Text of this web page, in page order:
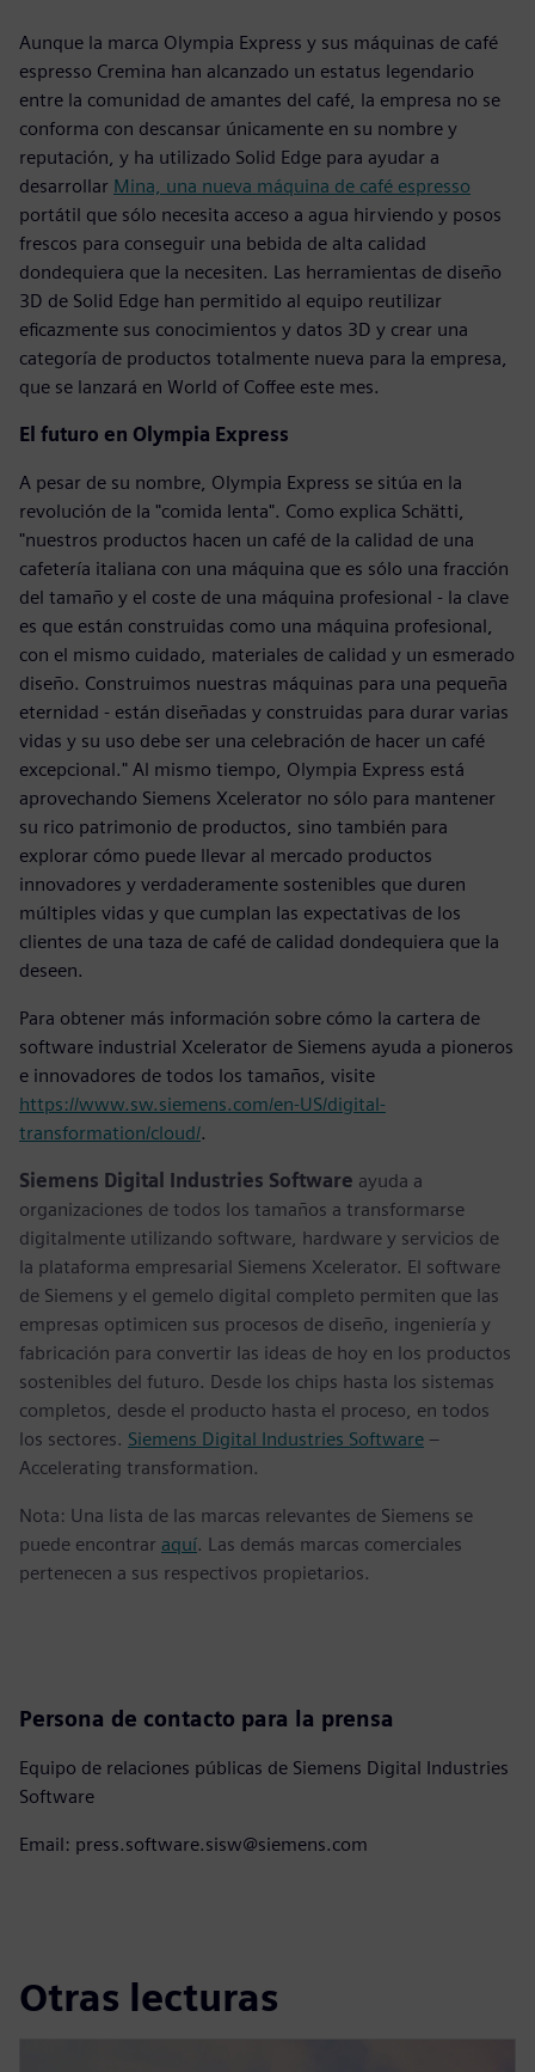
Aunque la marca Olympia Express y sus máquinas de café
espresso Cremina han alcanzado un estatus legendario
entre la comunidad de amantes del café, la empresa no se
conforma con descansar únicamente en su nombre y
reputación, y ha utilizado Solid Edge para ayudar a
desarrollar Mina, una nueva máquina de café espresso
portátil que sólo necesita acceso a agua hirviendo y posos
frescos para conseguir una bebida de alta calidad
dondequiera que la necesiten. Las herramientas de diseño
3D de Solid Edge han permitido al equipo reutilizar
eficazmente sus conocimientos y datos 3D y crear una
categoría de productos totalmente nueva para la empresa,
que se lanzará en World of Coffee este mes.
El futuro en Olympia Express
A pesar de su nombre, Olympia Express se sitúa en la
revolución de la "comida lenta". Como explica Schätti,
"nuestros productos hacen un café de la calidad de una
cafetería italiana con una máquina que es sólo una fracción
del tamaño y el coste de una máquina profesional - la clave
es que están construidas como una máquina profesional,
con el mismo cuidado, materiales de calidad y un esmerado
diseño. Construimos nuestras máquinas para una pequeña
eternidad - están diseñadas y construidas para durar varias
vidas y su uso debe ser una celebración de hacer un café
excepcional." Al mismo tiempo, Olympia Express está
aprovechando Siemens Xcelerator no sólo para mantener
su rico patrimonio de productos, sino también para
explorar cómo puede llevar al mercado productos
innovadores y verdaderamente sostenibles que duren
múltiples vidas y que cumplan las expectativas de los
clientes de una taza de café de calidad dondequiera que la
deseen.
Para obtener más información sobre cómo la cartera de
software industrial Xcelerator de Siemens ayuda a pioneros
e innovadores de todos los tamaños, visite
https://www.sw.siemens.com/en-US/digital-
transformation/cloud/.
Siemens Digital Industries Software ayuda a
organizaciones de todos los tamaños a transformarse
digitalmente utilizando software, hardware y servicios de
la plataforma empresarial Siemens Xcelerator. El software
de Siemens y el gemelo digital completo permiten que las
empresas optimicen sus procesos de diseño, ingeniería y
fabricación para convertir las ideas de hoy en los productos
sostenibles del futuro. Desde los chips hasta los sistemas
completos, desde el producto hasta el proceso, en todos
los sectores. Siemens Digital Industries Software –
Accelerating transformation.
Nota: Una lista de las marcas relevantes de Siemens se
puede encontrar aquí. Las demás marcas comerciales
pertenecen a sus respectivos propietarios.
Persona de contacto para la prensa
Equipo de relaciones públicas de Siemens Digital Industries
Software
Email: press.software.sisw@siemens.com
Otras lecturas